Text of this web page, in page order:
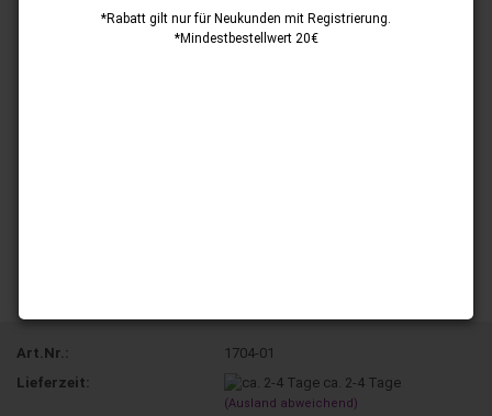
*Rabatt gilt nur für Neukunden mit Registrierung.
*Mindestbestellwert 20€
Art.Nr.:
1704-01
Lieferzeit:
ca. 2-4 Tage
(Ausland abweichend)